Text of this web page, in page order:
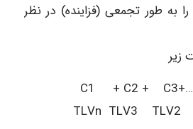
را به طور تجمعی (فزاینده) در نظر
زیر
C1 + C2 +
TLVn TLV3